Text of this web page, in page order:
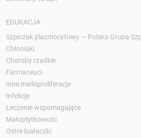
EDUKACJA
Szpiczak plazmocytowy — Polska Grupa
Chłoniaki
Choroby rzadkie
Farmaceuci
Inne mieloproliferacje
Infekcje
Leczenie wspomagające
Małopłytkowość
Ostre białaczki